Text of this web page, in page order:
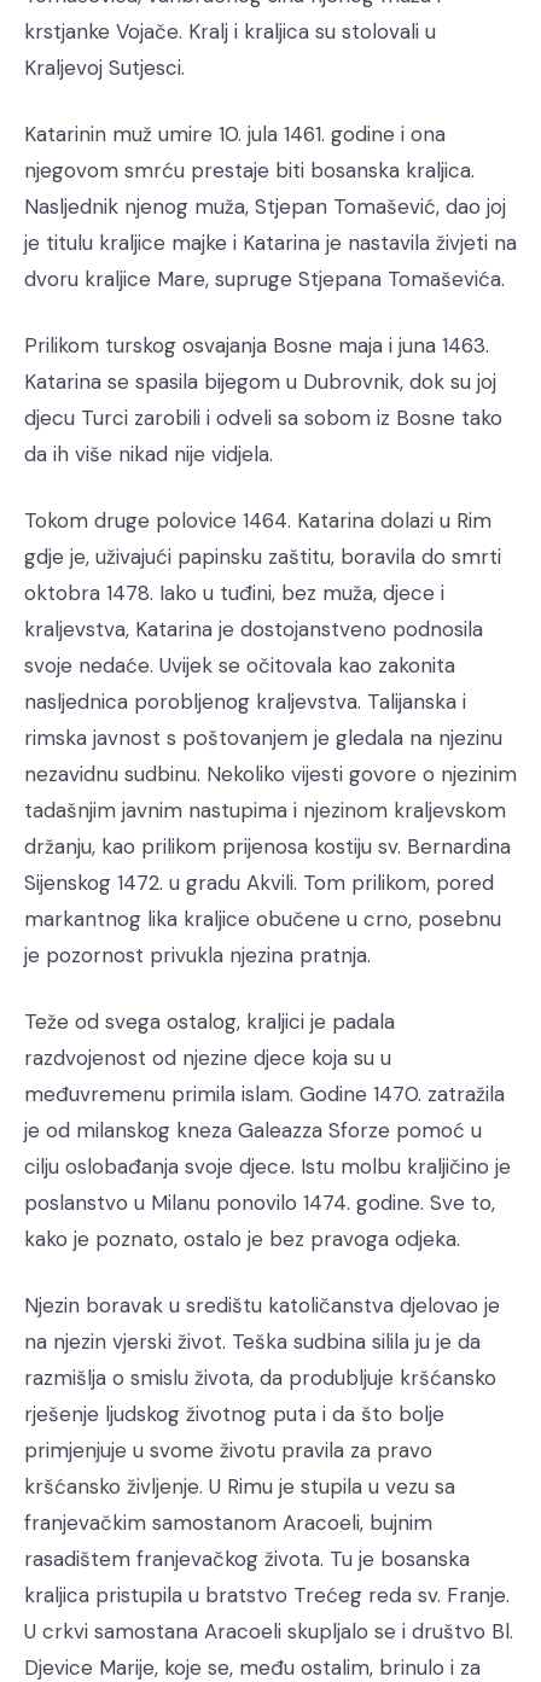
krstjanke Vojače. Kralj i kraljica su stolovali u
Kraljevoj Sutjesci.
Katarinin muž umire 10. jula 1461. godine i ona
njegovom smrću prestaje biti bosanska kraljica.
Nasljednik njenog muža, Stjepan Tomašević, dao joj
je titulu kraljice majke i Katarina je nastavila živjeti na
dvoru kraljice Mare, supruge Stjepana Tomaševića.
Prilikom turskog osvajanja Bosne maja i juna 1463.
Katarina se spasila bijegom u Dubrovnik, dok su joj
djecu Turci zarobili i odveli sa sobom iz Bosne tako
da ih više nikad nije vidjela.
Tokom druge polovice 1464. Katarina dolazi u Rim
gdje je, uživajući papinsku zaštitu, boravila do smrti
oktobra 1478. Iako u tuđini, bez muža, djece i
kraljevstva, Katarina je dostojanstveno podnosila
svoje nedaće. Uvijek se očitovala kao zakonita
nasljednica porobljenog kraljevstva. Talijanska i
rimska javnost s poštovanjem je gledala na njezinu
nezavidnu sudbinu. Nekoliko vijesti govore o njezinim
tadašnjim javnim nastupima i njezinom kraljevskom
držanju, kao prilikom prijenosa kostiju sv. Bernardina
Sijenskog 1472. u gradu Akvili. Tom prilikom, pored
markantnog lika kraljice obučene u crno, posebnu
je pozornost privukla njezina pratnja.
Teže od svega ostalog, kraljici je padala
razdvojenost od njezine djece koja su u
međuvremenu primila islam. Godine 1470. zatražila
je od milanskog kneza Galeazza Sforze pomoć u
cilju oslobađanja svoje djece. Istu molbu kraljičino je
poslanstvo u Milanu ponovilo 1474. godine. Sve to,
kako je poznato, ostalo je bez pravoga odjeka.
Njezin boravak u središtu katoličanstva djelovao je
na njezin vjerski život. Teška sudbina silila ju je da
razmišlja o smislu života, da produbljuje kršćansko
rješenje ljudskog životnog puta i da što bolje
primjenjuje u svome životu pravila za pravo
kršćansko življenje. U Rimu je stupila u vezu sa
franjevačkim samostanom Aracoeli, bujnim
rasadištem franjevačkog života. Tu je bosanska
kraljica pristupila u bratstvo Trećeg reda sv. Franje.
U crkvi samostana Aracoeli skupljalo se i društvo Bl.
Djevice Marije, koje se, među ostalim, brinulo i za